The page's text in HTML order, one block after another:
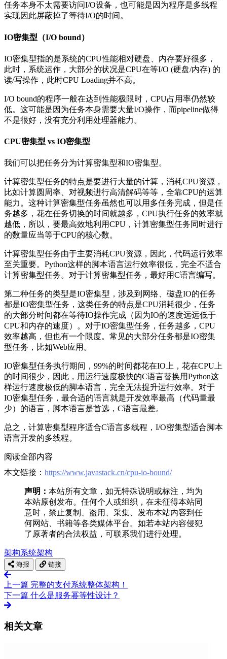
任务本身不太需要访问I/O设备，也可能是因为程序是多线程
实现因此屏蔽掉了等待I/O的时间。
IO密集型（I/O bound）
IO密集型指的是系统的CPU性能相对硬盘、内存要好很多，
此时，系统运作，大部分的状况是CPU在等I/O (硬盘/内存) 的
读/写操作，此时CPU Loading并不高。
I/O bound的程序一般在达到性能极限时，CPU占用率仍然较
低。这可能是因为任务本身需要大量I/O操作，而pipeline做得
不是很好，没有充分利用处理器能力。
CPU密集型 vs IO密集型
我们可以把任务分为计算密集型和IO密集型。
计算密集型任务的特点是要进行大量的计算，消耗CPU资源，
比如计算圆周率、对视频进行高清解码等等，全靠CPU的运算
能力。这种计算密集型任务虽然也可以用多任务完成，但是任
务越多，花在任务切换的时间就越多，CPU执行任务的效率就
越低，所以，要最高效地利用CPU，计算密集型任务同时进行
的数量应当等于CPU的核心数。
计算密集型任务由于主要消耗CPU资源，因此，代码运行效率
至关重要。Python这样的脚本语言运行效率很低，完全不适合
计算密集型任务。对于计算密集型任务，最好用C语言编写。
第二种任务的类型是IO密集型，涉及到网络、磁盘IO的任务
都是IO密集型任务，这类任务的特点是CPU消耗很少，任务
的大部分时间都在等待IO操作完成（因为IO的速度远远低于
CPU和内存的速度）。对于IO密集型任务，任务越多，CPU
效率越高，但也有一个限度。常见的大部分任务都是IO密集
型任务，比如Web应用。
IO密集型任务执行期间，99%的时间都花在IO上，花在CPU上
的时间很少，因此，用运行速度极快的C语言替换用Python这
样运行速度极低的脚本语言，完全无法提升运行效率。对于
IO密集型任务，最合适的语言就是开发效率最高（代码量最
少）的语言，脚本语言是首选，C语言最差。
总之，计算密集型程序适合C语言多线程，I/O密集型适合脚本
语言开发的多线程。
阅读全部内容
本文链接： https://www.javastack.cn/cpu-io-bound/
声明： 本站所有文章，如无特殊说明或标注，均为
本站原创发布。任何个人或组织，在未征得本站同
意时，禁止复制、盗用、采集、发布本站内容到任
何网站、书籍等各类媒体平台。如若本站内容侵犯
了原著者的合法权益，可联系我们进行处理。
架构系统架构
海报 链接
上一篇 完整的支付系统整体架构！
下一篇 什么是服务幂等性设计？
相关文章